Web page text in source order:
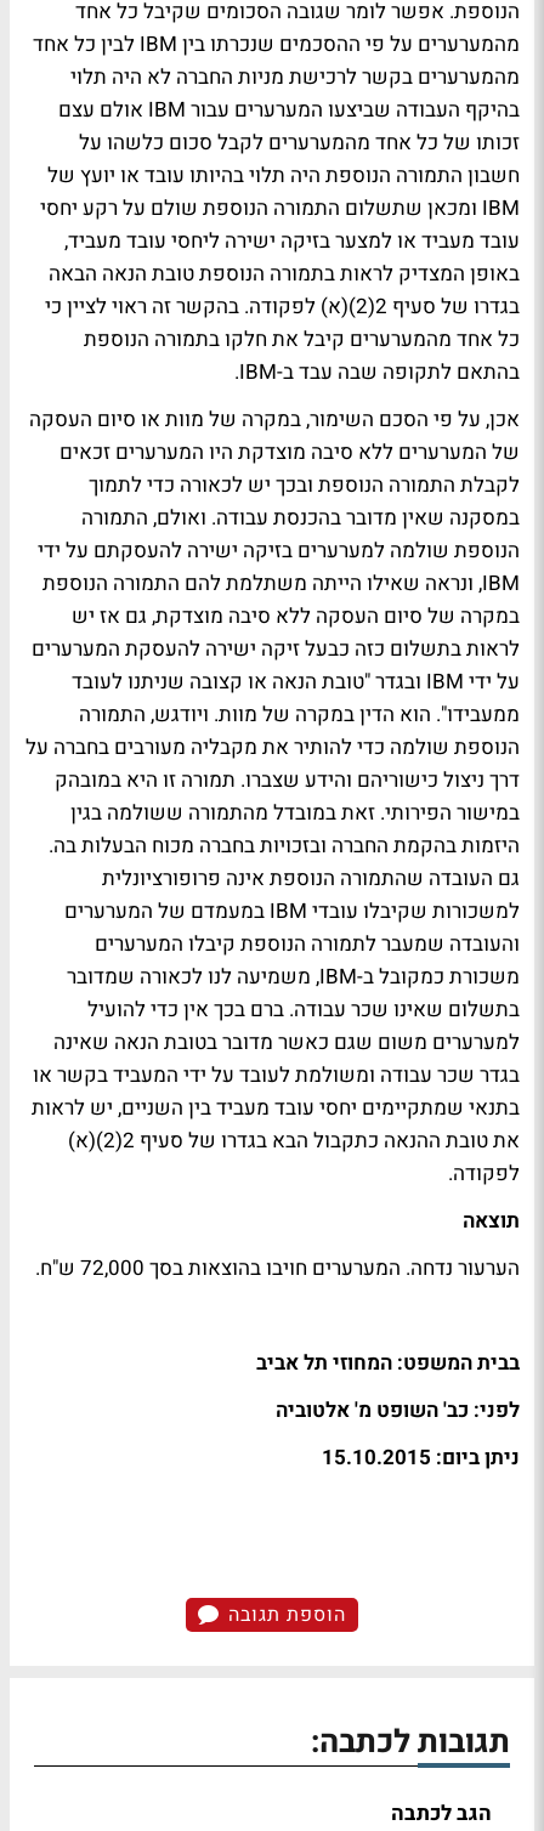
הנוספת. אפשר לומר שגובה הסכומים שקיבל כל אחד
מהמערערים על פי ההסכמים שנכרתו בין IBM לבין כל אחד
מהמערערים בקשר לרכישת מניות החברה לא היה תלוי
בהיקף העבודה שביצעו המערערים עבור IBM אולם עצם
זכותו של כל אחד מהמערערים לקבל סכום כלשהו על
חשבון התמורה הנוספת היה תלוי בהיותו עובד או יועץ של
IBM ומכאן שתשלום התמורה הנוספת שולם על רקע יחסי
עובד מעביד או למצער בזיקה ישירה ליחסי עובד מעביד,
באופן המצדיק לראות בתמורה הנוספת טובת הנאה הבאה
בגדרו של סעיף 2(2)(א) לפקודה. בהקשר זה ראוי לציין כי
כל אחד מהמערערים קיבל את חלקו בתמורה הנוספת
בהתאם לתקופה שבה עבד ב-IBM
.
אכן, על פי הסכם השימור, במקרה של מוות או סיום העסקה
של המערערים ללא סיבה מוצדקת היו המערערים זכאים
לקבלת התמורה הנוספת ובכך יש לכאורה כדי לתמוך
במסקנה שאין מדובר בהכנסת עבודה. ואולם, התמורה
הנוספת שולמה למערערים בזיקה ישירה להעסקתם על ידי
IBM, ונראה שאילו הייתה משתלמת להם התמורה הנוספת
במקרה של סיום העסקה ללא סיבה מוצדקת, גם אז יש
לראות בתשלום כזה כבעל זיקה ישירה להעסקת המערערים
על ידי IBM ובגדר "טובת הנאה או קצובה שניתנו לעובד
ממעבידו". הוא הדין במקרה של מוות. ויודגש, התמורה
הנוספת שולמה כדי להותיר את מקבליה מעורבים בחברה על
דרך ניצול כישוריהם והידע שצברו. תמורה זו היא במובהק
במישור הפירותי. זאת במובדל מהתמורה ששולמה בגין
היזמות בהקמת החברה ובזכויות בחברה מכוח הבעלות בה.
גם העובדה שהתמורה הנוספת אינה פרופורציונלית
למשכורות שקיבלו עובדי IBM במעמדם של המערערים
והעובדה שמעבר לתמורה הנוספת קיבלו המערערים
משכורת כמקובל ב-IBM, משמיעה לנו לכאורה שמדובר
בתשלום שאינו שכר עבודה. ברם בכך אין כדי להועיל
למערערים משום שגם כאשר מדובר בטובת הנאה שאינה
בגדר שכר עבודה ומשולמת לעובד על ידי המעביד בקשר או
בתנאי שמתקיימים יחסי עובד מעביד בין השניים, יש לראות
את טובת ההנאה כתקבול הבא בגדרו של סעיף 2(2)(א)
לפקודה.
תוצאה
הערעור נדחה. המערערים חויבו בהוצאות בסך 72,000 ש"ח.
בבית המשפט: המחוזי תל אביב
לפני: כב' השופט מ' אלטוביה
ניתן ביום: 15.10.2015
הוספת תגובה
תגובות לכתבה:
הגב לכתבה